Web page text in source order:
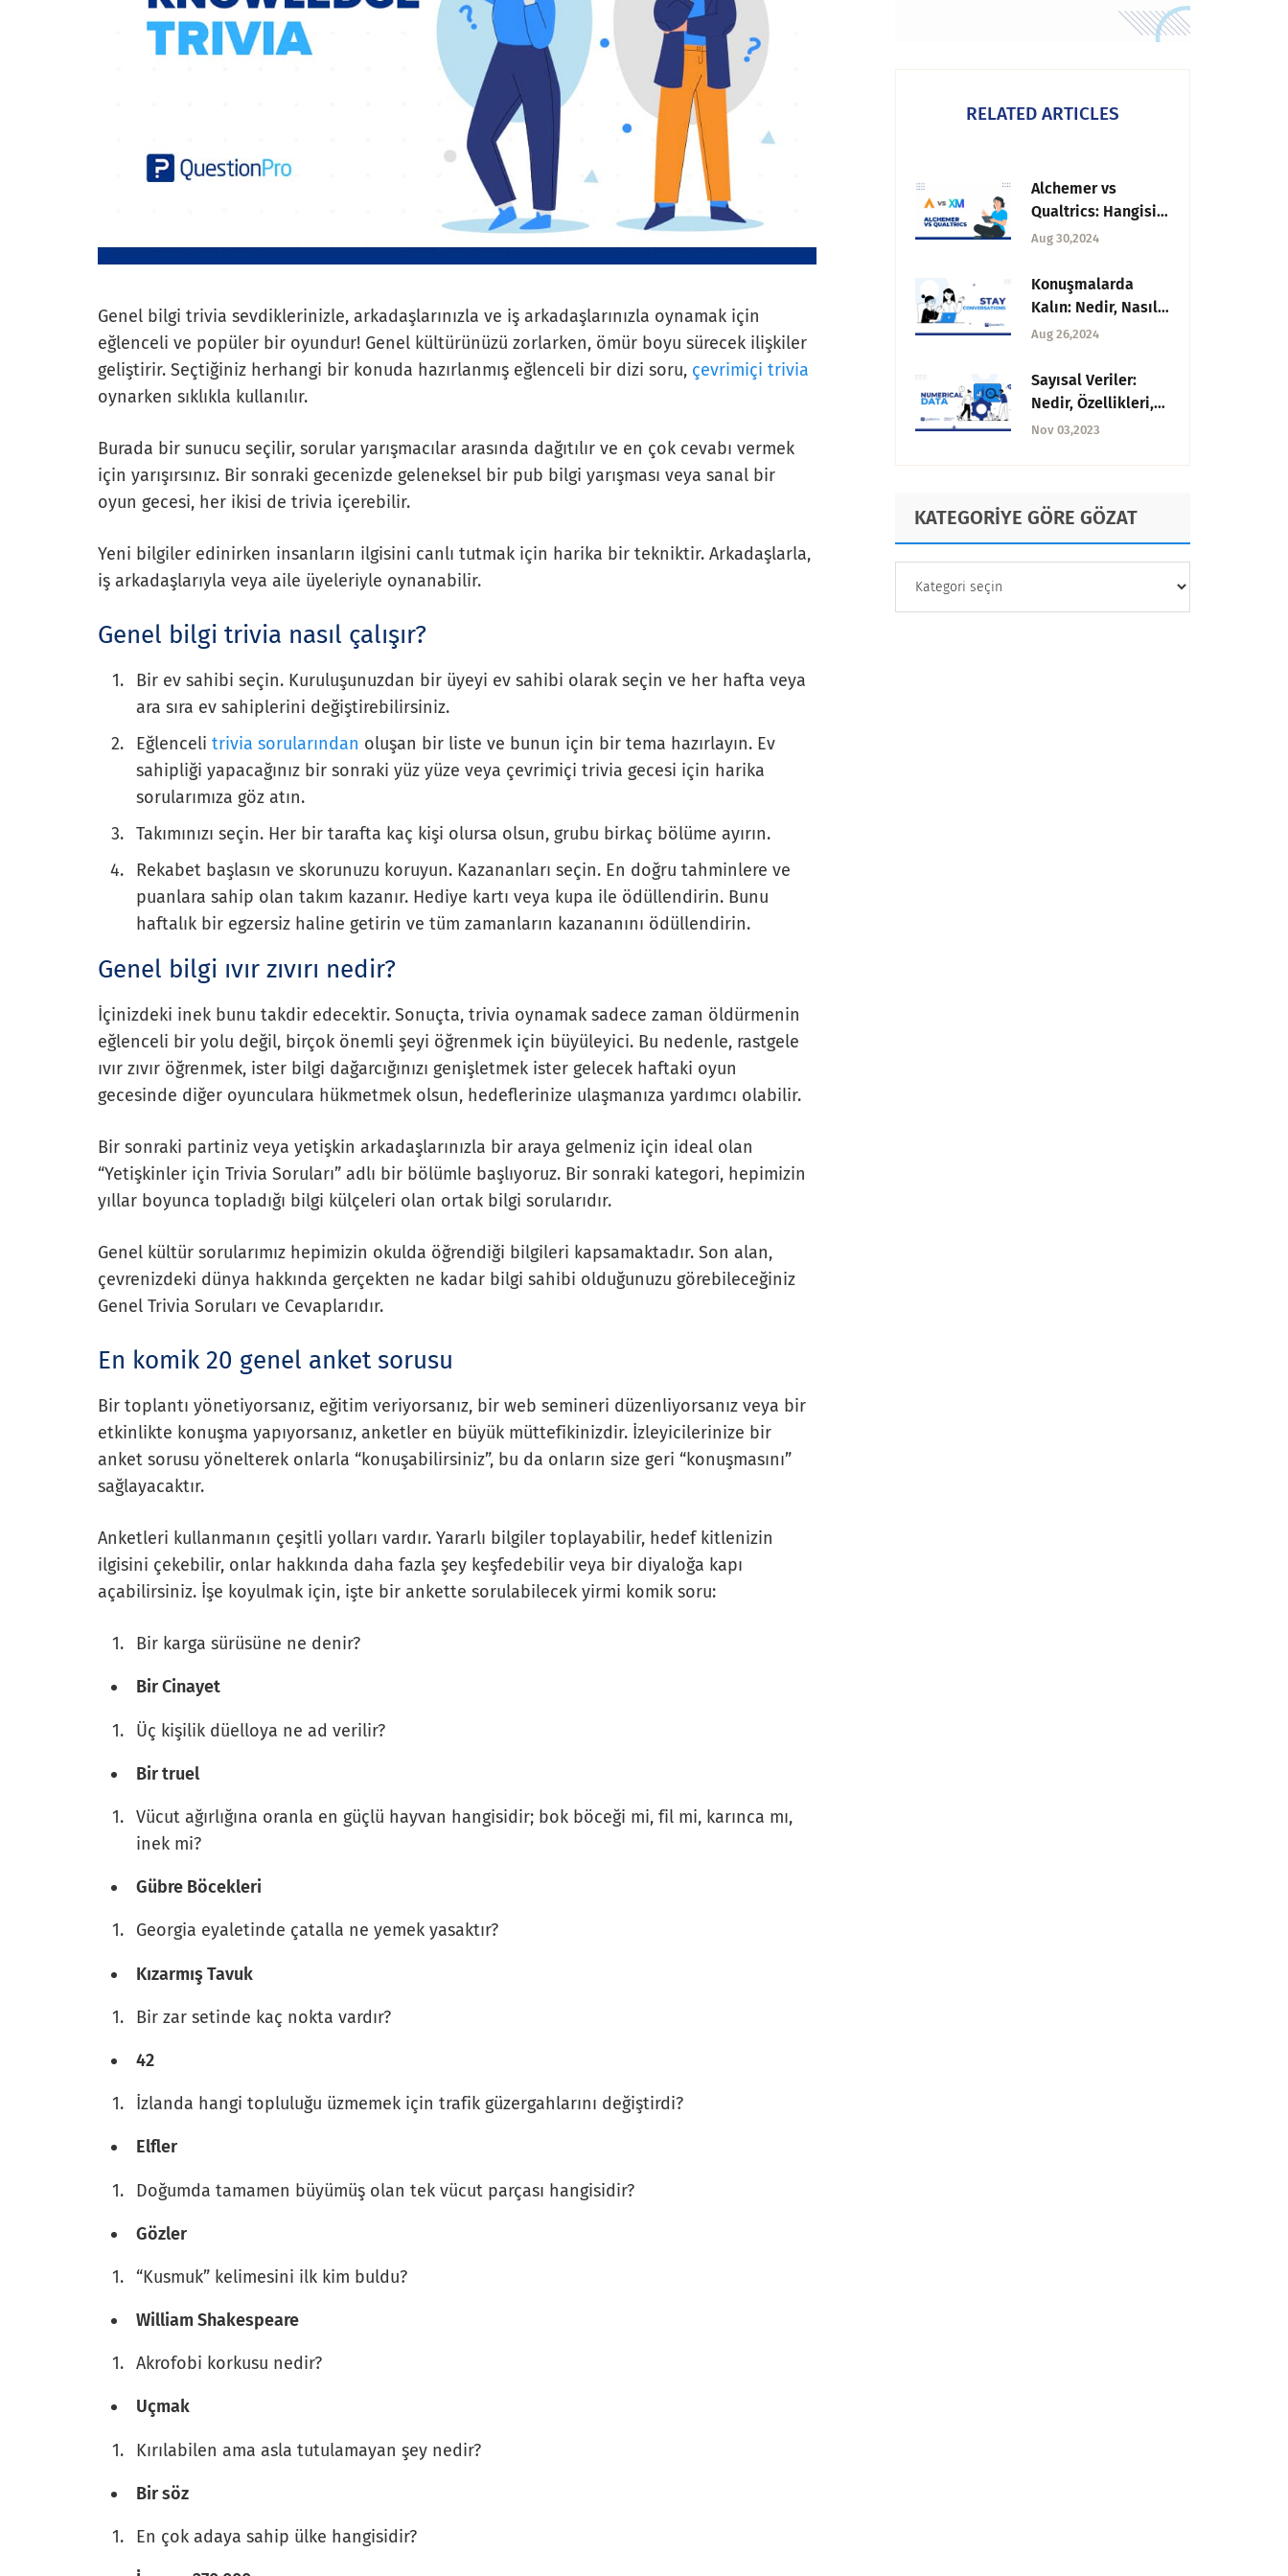
Genel bilgi trivia sevdiklerinizle, arkadaşlarınızla ve iş arkadaşlarınızla oynamak için
eğlenceli ve popüler bir oyundur! Genel kültürünüzü zorlarken, ömür boyu sürecek ilişkiler
geliştirir. Seçtiğiniz herhangi bir konuda hazırlanmış eğlenceli bir dizi soru, çevrimiçi trivia
oynarken sıklıkla kullanılır.
Burada bir sunucu seçilir, sorular yarışmacılar arasında dağıtılır ve en çok cevabı vermek
için yarışırsınız. Bir sonraki gecenizde geleneksel bir pub bilgi yarışması veya sanal bir
oyun gecesi, her ikisi de trivia içerebilir.
Yeni bilgiler edinirken insanların ilgisini canlı tutmak için harika bir tekniktir. Arkadaşlarla,
iş arkadaşlarıyla veya aile üyeleriyle oynanabilir.
Genel bilgi trivia nasıl çalışır?
Bir ev sahibi seçin. Kuruluşunuzdan bir üyeyi ev sahibi olarak seçin ve her hafta veya
ara sıra ev sahiplerini değiştirebilirsiniz.
Eğlencelitrivia sorularından oluşan bir liste ve bunun için bir tema hazırlayın. Ev
sahipliği yapacağınız bir sonraki yüz yüze veya çevrimiçi trivia gecesi için harika
sorularımıza göz atın.
Takımınızı seçin. Her bir tarafta kaç kişi olursa olsun, grubu birkaç bölüme ayırın.
Rekabet başlasın ve skorunuzu koruyun. Kazananları seçin. En doğru tahminlere ve
puanlara sahip olan takım kazanır. Hediye kartı veya kupa ile ödüllendirin. Bunu
haftalık bir egzersiz haline getirin ve tüm zamanların kazananını ödüllendirin.
Genel bilgi ıvır zıvırı nedir?
İçinizdeki inek bunu takdir edecektir. Sonuçta, trivia oynamak sadece zaman öldürmenin
eğlenceli bir yolu değil, birçok önemli şeyi öğrenmek için büyüleyici. Bu nedenle, rastgele
ıvır zıvır öğrenmek, ister bilgi dağarcığınızı genişletmek ister gelecek haftaki oyun
gecesinde diğer oyunculara hükmetmek olsun, hedeflerinize ulaşmanıza yardımcı olabilir.
Bir sonraki partiniz veya yetişkin arkadaşlarınızla bir araya gelmeniz için ideal olan
“Yetişkinler için Trivia Soruları” adlı bir bölümle başlıyoruz. Bir sonraki kategori, hepimizin
yıllar boyunca topladığı bilgi külçeleri olan ortak bilgi sorularıdır.
Genel kültür sorularımız hepimizin okulda öğrendiği bilgileri kapsamaktadır. Son alan,
çevrenizdeki dünya hakkında gerçekten ne kadar bilgi sahibi olduğunuzu görebileceğiniz
Genel Trivia Soruları ve Cevaplarıdır.
En komik 20 genel anket sorusu
Bir toplantı yönetiyorsanız, eğitim veriyorsanız, bir web semineri düzenliyorsanız veya bir
etkinlikte konuşma yapıyorsanız, anketler en büyük müttefikinizdir. İzleyicilerinize bir
anket sorusu yönelterek onlarla “konuşabilirsiniz”, bu da onların size geri “konuşmasını”
sağlayacaktır.
Anketleri kullanmanın çeşitli yolları vardır. Yararlı bilgiler toplayabilir, hedef kitlenizin
ilgisini çekebilir, onlar hakkında daha fazla şey keşfedebilir veya bir diyaloğa kapı
açabilirsiniz. İşe koyulmak için, işte bir ankette sorulabilecek yirmi komik soru:
Bir karga sürüsüne ne denir?
Bir Cinayet
Üç kişilik düelloya ne ad verilir?
Bir truel
Vücut ağırlığına oranla en güçlü hayvan hangisidir; bok böceği mi, fil mi, karınca mı,
inek mi?
Gübre Böcekleri
Georgia eyaletinde çatalla ne yemek yasaktır?
Kızarmış Tavuk
Bir zar setinde kaç nokta vardır?
42
İzlanda hangi topluluğu üzmemek için trafik güzergahlarını değiştirdi?
Elfler
Doğumda tamamen büyümüş olan tek vücut parçası hangisidir?
Gözler
“Kusmuk” kelimesini ilk kim buldu?
William Shakespeare
Akrofobi korkusu nedir?
Uçmak
Kırılabilen ama asla tutulamayan şey nedir?
Bir söz
En çok adaya sahip ülke hangisidir?
RELATED ARTICLES
Alchemer vs
Qualtrics: Hangisini
seçmeniz
Aug 30,2024
Konuşmalarda
Kalın: Nedir, Nasıl
Kullanılır,
Aug 26,2024
Sayısal Veriler:
Nedir, Özellikleri,
Türleri ve Örnekleri
Nov 03,2023
KATEGORİYE GÖRE GÖZAT
GÖRE
GÖZAT